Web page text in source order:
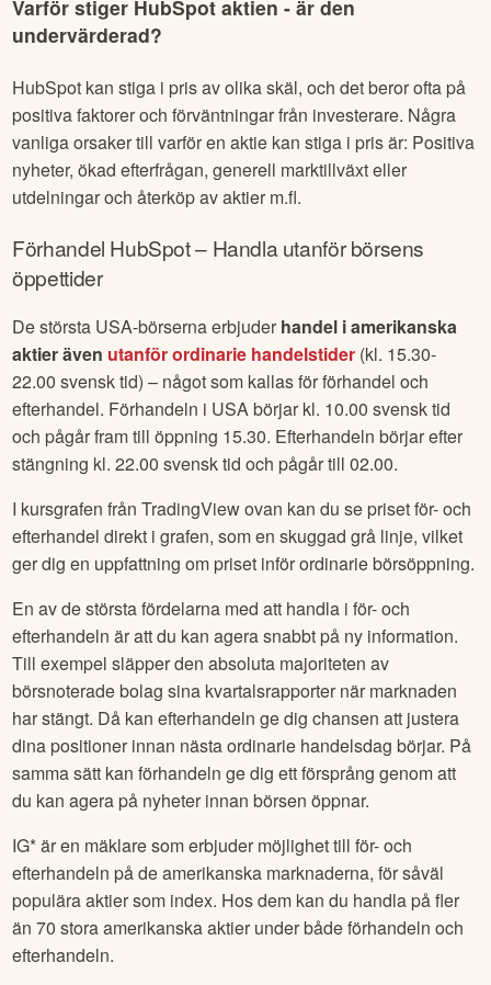
Varför stiger HubSpot aktien - är den
undervärderad?
HubSpot kan stiga i pris av olika skäl, och det beror ofta på
positiva faktorer och förväntningar från investerare. Några
vanliga orsaker till varför en aktie kan stiga i pris är: Positiva
nyheter, ökad efterfrågan, generell marktillväxt eller
utdelningar och återköp av aktier m.fl.
Förhandel HubSpot– Handla utanför börsens
öppettider
De största USA-börserna erbjuder handel i amerikanska
aktier även utanför ordinarie handelstider (kl. 15.30-
22.00 svensk tid) – något som kallas för förhandel och
efterhandel. Förhandeln i USA börjar kl. 10.00 svensk tid
och pågår fram till öppning 15.30. Efterhandeln börjar efter
stängning kl. 22.00 svensk tid och pågår till 02.00.
I kursgrafen från TradingView ovan kan du se priset för- och
efterhandel direkt i grafen, som en skuggad grå linje, vilket
ger dig en uppfattning om priset inför ordinarie börsöppning.
En av de största fördelarna med att handla i för- och
efterhandeln är att du kan agera snabbt på ny information.
Till exempel släpper den absoluta majoriteten av
börsnoterade bolag sina kvartalsrapporter när marknaden
har stängt. Då kan efterhandeln ge dig chansen att justera
dina positioner innan nästa ordinarie handelsdag börjar. På
samma sätt kan förhandeln ge dig ett försprång genom att
du kan agera på nyheter innan börsen öppnar.
IG* är en mäklare som erbjuder möjlighet till för- och
efterhandeln på de amerikanska marknaderna, för såväl
populära aktier som index. Hos dem kan du handla på fler
än 70 stora amerikanska aktier under både förhandeln och
efterhandeln.